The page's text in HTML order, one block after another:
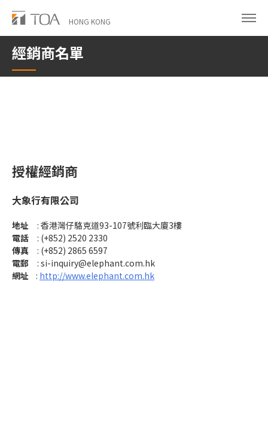
Skip
main
content
HONG KONG
經銷商名單
授權經銷商
大象行有限公司
地址 : 香港灣仔駱克道93-107號利臨大廈3樓
電話 : (+852) 2520 2330
傳真 : (+852) 2865 6597
電郵 : si-inquiry@elephant.com.hk
網址 : http://www.elephant.com.hk